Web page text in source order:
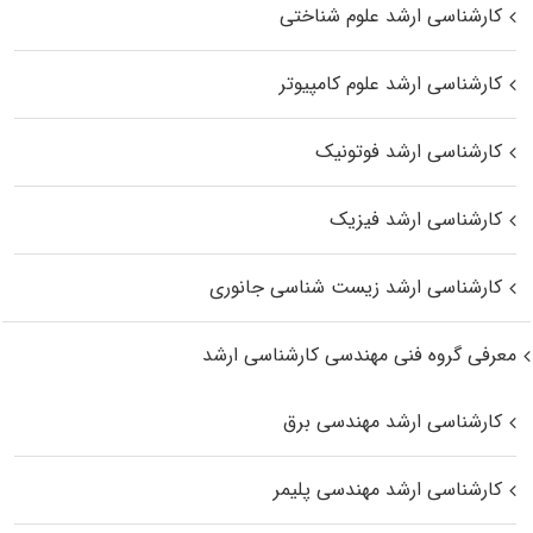
کارشناسی ارشد علوم شناختی
کارشناسی ارشد علوم کامپیوتر
کارشناسی ارشد فوتونیک
کارشناسی ارشد فیزیک
کارشناسی ارشد زیست‌ شناسی جانوری
معرفی گروه فنی مهندسی کارشناسی ارشد
کارشناسی ارشد مهندسی برق
کارشناسی ارشد مهندسی پلیمر